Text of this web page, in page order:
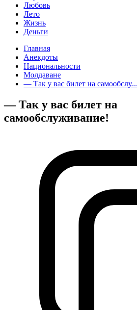
Любовь
Лето
Жизнь
Деньги
Главная
Анекдоты
Национальности
Молдаване
— Так у вас билет на самообслу...
— Так у вас билет на
самообслуживание!